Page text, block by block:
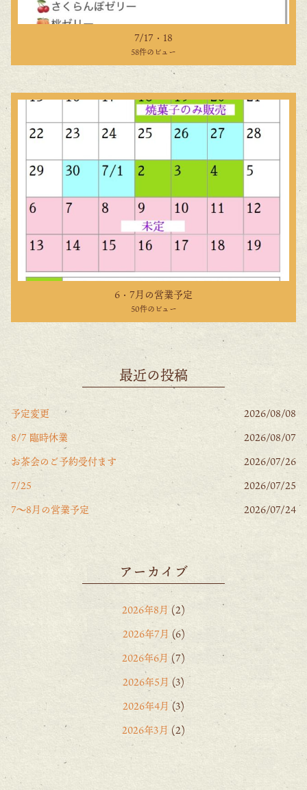
7/17・18
58件のビュー
6・7月の営業予定
50件のビュー
最近の投稿
予定変更
2026/08/08
8/7 臨時休業
2026/08/07
お茶会のご予約受付ます
2026/07/26
7/25
2026/07/25
7〜8月の営業予定
2026/07/24
アーカイブ
2026年8月 (2)
2026年7月 (6)
2026年6月 (7)
2026年5月 (3)
2026年4月(3)
2026年3月 (2)
2026年2月